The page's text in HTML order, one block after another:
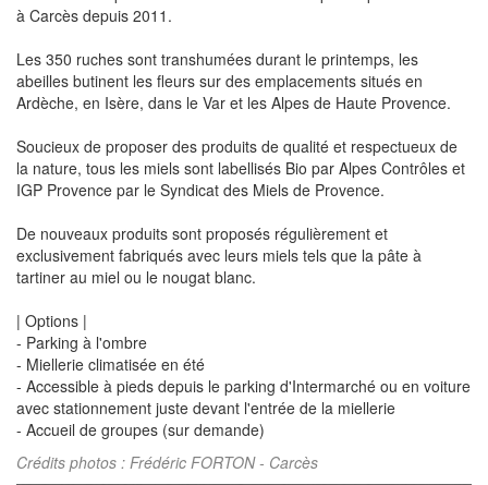
à Carcès depuis 2011.
Les 350 ruches sont transhumées durant le printemps, les
abeilles butinent les fleurs sur des emplacements situés en
Ardèche, en Isère, dans le Var et les Alpes de Haute Provence.
Soucieux de proposer des produits de qualité et respectueux de
la nature, tous les miels sont labellisés Bio par Alpes Contrôles et
IGP Provence par le Syndicat des Miels de Provence.
De nouveaux produits sont proposés régulièrement et
exclusivement fabriqués avec leurs miels tels que la pâte à
tartiner au miel ou le nougat blanc.
| Options |
- Parking à l'ombre
- Miellerie climatisée en été
- Accessible à pieds depuis le parking d'Intermarché ou en voiture
avec stationnement juste devant l'entrée de la miellerie
- Accueil de groupes (sur demande)
Crédits photos : Frédéric FORTON - Carcès